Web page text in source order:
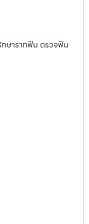
ษารากฟัน ตรวจฟัน